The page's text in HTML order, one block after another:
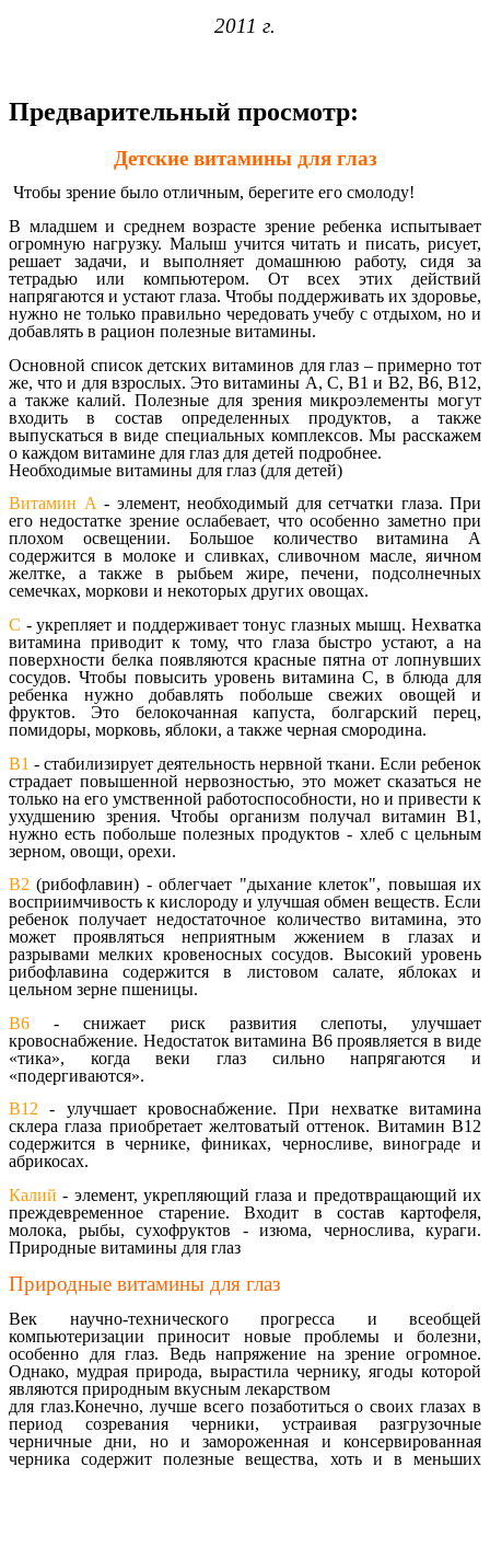
2011 г.
Предварительный просмотр:
Детские витамины для глаз
Чтобы зрение было отличным, берегите его смолоду!
В младшем и среднем возрасте зрение ребенка испытывает
огромную нагрузку. Малыш учится читать и писать, рисует,
решает задачи, и выполняет домашнюю работу, сидя за
тетрадью или компьютером. От всех этих действий
напрягаются и устают глаза. Чтобы поддерживать их здоровье,
нужно не только правильно чередовать учебу с отдыхом, но и
добавлять в рацион полезные витамины.
Основной список детских витаминов для глаз – примерно тот
же, что и для взрослых. Это витамины A, C, B1 и B2, B6, B12,
а также калий. Полезные для зрения микроэлементы могут
входить в состав определенных продуктов, а также
выпускаться в виде специальных комплексов. Мы расскажем
о каждом витамине для глаз для детей подробнее.
Необходимые витамины для глаз (для детей)
Витамин A - элемент, необходимый для сетчатки глаза. При
его недостатке зрение ослабевает, что особенно заметно при
плохом освещении. Большое количество витамина A
содержится в молоке и сливках, сливочном масле, яичном
желтке, а также в рыбьем жире, печени, подсолнечных
семечках, моркови и некоторых других овощах.
C - укрепляет и поддерживает тонус глазных мышц. Нехватка
витамина приводит к тому, что глаза быстро устают, а на
поверхности белка появляются красные пятна от лопнувших
сосудов. Чтобы повысить уровень витамина С, в блюда для
ребенка нужно добавлять побольше свежих овощей и
фруктов. Это белокочанная капуста, болгарский перец,
помидоры, морковь, яблоки, а также черная смородина.
B1 - стабилизирует деятельность нервной ткани. Если ребенок
страдает повышенной нервозностью, это может сказаться не
только на его умственной работоспособности, но и привести к
ухудшению зрения. Чтобы организм получал витамин B1,
нужно есть побольше полезных продуктов - хлеб с цельным
зерном, овощи, орехи.
В2 (рибофлавин) - облегчает "дыхание клеток", повышая их
восприимчивость к кислороду и улучшая обмен веществ. Если
ребенок получает недостаточное количество витамина, это
может проявляться неприятным жжением в глазах и
разрывами мелких кровеносных сосудов. Высокий уровень
рибофлавина содержится в листовом салате, яблоках и
цельном зерне пшеницы.
B6 - снижает риск развития слепоты, улучшает
кровоснабжение. Недостаток витамина B6 проявляется в виде
«тика», когда веки глаз сильно напрягаются и
«подергиваются».
B12 - улучшает кровоснабжение. При нехватке витамина
склера глаза приобретает желтоватый оттенок. Витамин B12
содержится в чернике, финиках, черносливе, винограде и
абрикосах.
Калий - элемент, укрепляющий глаза и предотвращающий их
преждевременное старение. Входит в состав картофеля,
молока, рыбы, сухофруктов - изюма, чернослива, кураги.
Природные витамины для глаз
Природные витамины для глаз
Век научно-технического прогресса и всеобщей
компьютеризации приносит новые проблемы и болезни,
особенно для глаз. Ведь напряжение на зрение огромное.
Однако, мудрая природа, вырастила чернику, ягоды которой
являются природным вкусным лекарством
для глаз.Конечно, лучше всего позаботиться о своих глазах в
период созревания черники, устраивая разгрузочные
черничные дни, но и замороженная и консервированная
черника содержит полезные вещества, хоть и в меньших